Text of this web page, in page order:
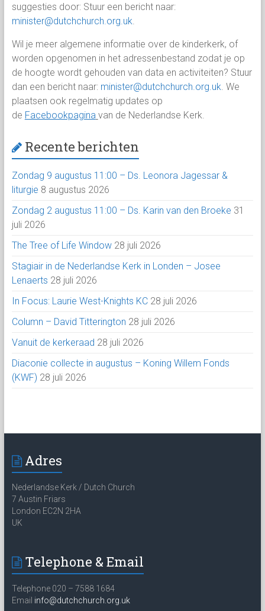
suggesties door: Stuur een bericht naar:
minister@dutchchurch.org.uk.
Wil je meer algemene informatie over de kinderkerk, of
worden opgenomen in het adressenbestand zodat je op
de hoogte wordt gehouden van data en activiteiten? Stuur
dan een bericht naar: minister@dutchchurch.org.uk. We
plaatsen ook regelmatig updates op
de Facebookpagina van de Nederlandse Kerk.
Recente berichten
Zondag 9 augustus 11:00 – Ds. Leonora Jagessar &
liturgie 8 augustus 2026
Zondag 2 augustus 11:00 – Ds. Karin van den Broeke 31
juli 2026
The Tree of Life Window 28 juli 2026
Stagiair in de Nederlandse Kerk in Londen – Josee
Lenaerts 28 juli 2026
In Focus: Laurie West-Knights KC 28 juli 2026
Column – David Titterington 28 juli 2026
Vanuit de kerkeraad 28 juli 2026
Diaconie collecte in augustus – Koning Willem Fonds
(KWF) 28 juli 2026
Adres
Nederlandse Kerk / Dutch Church
7 Austin Friars
London EC2N 2HA
UK
Telephone & Email
Telephone 020 – 7588 1684
Email info@dutchchurch.org.uk